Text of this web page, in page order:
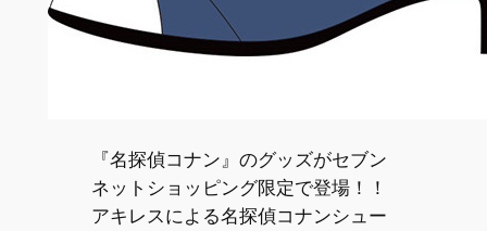
『名探偵コナン』のグッズがセブン
ネットショッピング限定で登場！！
アキレスによる名探偵コナンシュー